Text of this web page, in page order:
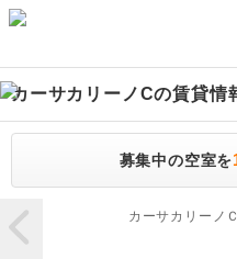
カーサカリーノCの賃貸情
募集中の空室を
カーサカリーノ